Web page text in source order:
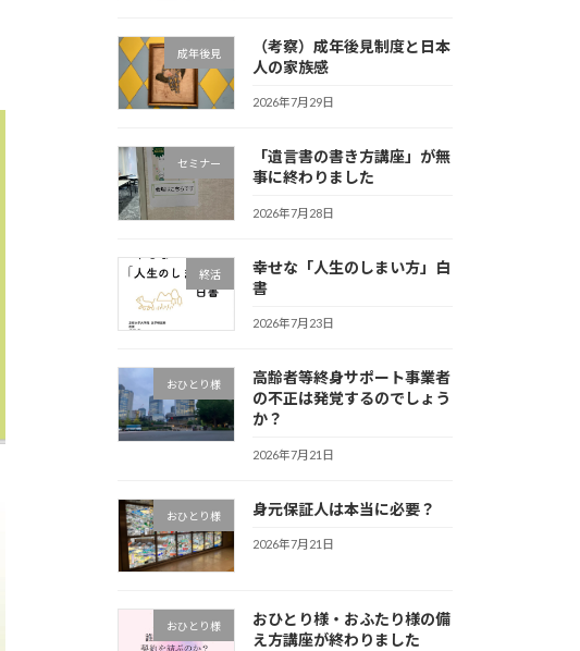
成年後見
（考察）成年後見制度と日本
人の家族感
2026年7月29日
セミナー
「遺言書の書き方講座」が無
事に終わりました
2026年7月28日
終活
幸せな「人生のしまい方」白
書
2026年7月23日
おひとり様
高齢者等終身サポート事業者
の不正は発覚するのでしょう
か？
2026年7月21日
おひとり様 身元保証人は本当に必要？
2026年7月21日
おひとり様
おひとり様・おふたり様の備
え方講座が終わりました